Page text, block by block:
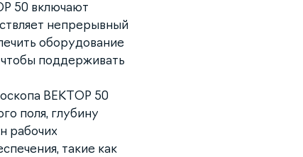
50 включают
непрерывный
оборудование
поддерживать
ВЕКТОР 50
поля, глубину
рабочих
такие как